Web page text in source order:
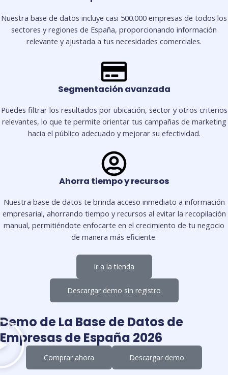
Nuestra base de datos incluye casi 500.000 empresas de todos los
sectores y regiones de España, proporcionando información
relevante y ajustada a tus necesidades comerciales.
Segmentación avanzada
Puedes filtrar los resultados por ubicación, sector y otros criterios
relevantes, lo que te permite orientar tus campañas de marketing
hacia el público adecuado y mejorar su efectividad.
Ahorra tiempo y recursos
Nuestra base de datos te brinda acceso inmediato a información
empresarial, ahorrando tiempo y recursos al evitar la recopilación
manual, permitiéndote enfocarte en el crecimiento de tu negocio
de manera más eficiente.
Ir a la tienda
Descargar demo sin registro
Demo de La Base de Datos de
Empresas de España 2026
Comprar ahora Descargar demo